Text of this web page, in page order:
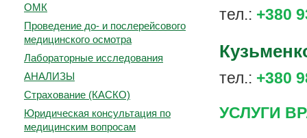
ОМК
Проведение до- и послерейсового
медицинского осмотра
Лабораторные исследования
АНАЛИЗЫ
Страхование (КАСКО)
Юридическая консультация по
медицинским вопросам
тел.: +380
тел.: +380
УСЛУГИ